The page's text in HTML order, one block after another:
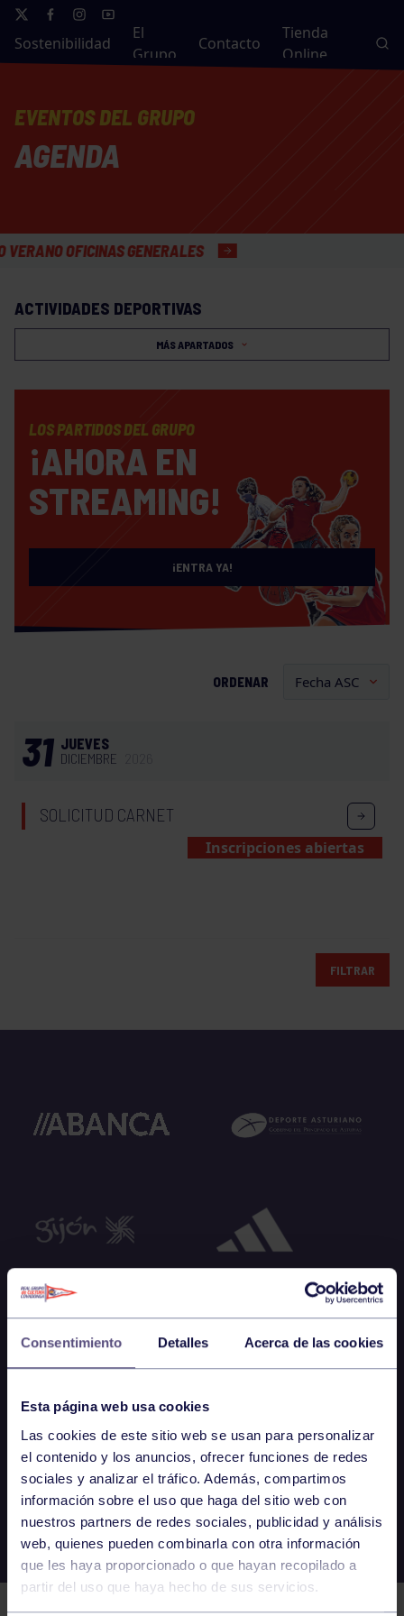
Consentimiento Detalles Acerca de las cookies
Esta página web usa cookies
Las cookies de este sitio web se usan para personalizar
el contenido y los anuncios, ofrecer funciones de redes
sociales y analizar el tráfico. Además, compartimos
información sobre el uso que haga del sitio web con
nuestros partners de redes sociales, publicidad y análisis
web, quienes pueden combinarla con otra información
que les haya proporcionado o que hayan recopilado a
partir del uso que haya hecho de sus servicios.
Sostenibilidad
El
Grupo
Contacto
Tienda
Online
EVENTOS DEL GRUPO
AGENDA
OFICINAS GENERALES
ACTIVIDADES DEPORTIVAS
MÁS APARTADOS
LOS PARTIDOS DEL GRUPO
¡AHORA EN
STREAMING!
¡ENTRA YA!
ORDENAR
31 JUEVES
DICIEMBRE
SOLICITUD CARNET
Inscripciones abiertas
FILTRAR